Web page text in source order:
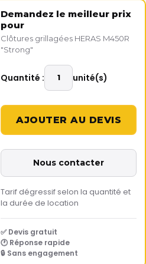
Demandez le meilleur prix
pour
Clôtures grillagées HERAS M450R
"Strong"
Quantité : unité(s)
Nous contacter
Tarif dégressif selon la quantité et
la durée de location
✅ Devis gratuit
🕐 Réponse rapide
🔒 Sans engagement